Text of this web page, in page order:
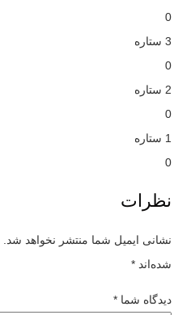
0
3 ستاره
0
2 ستاره
0
1 ستاره
0
نظرات
نشانی ایمیل شما منتشر نخواهد شد.
شده‌اند *
دیدگاه شما *